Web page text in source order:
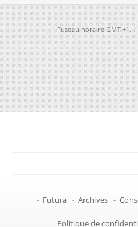
Fuseau horaire GMT +1.
- Futura - Archives -
Politique de